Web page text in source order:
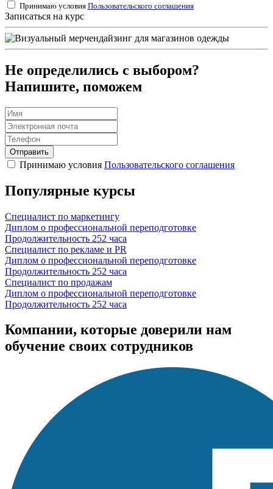
Принимаю условия Пользовательского соглашения
Записаться на курс
Не определились с выбором?
Напишите, поможем
Отправить
Принимаю условия Пользовательского соглашения
Популярные курсы
Специалист по маркетингу
Диплом о профессиональной переподготовке
Продолжительность 252 часа
Специалист по рекламе и PR
Диплом о профессиональной переподготовке
Продолжительность 252 часа
Специалист по продажам
Диплом о профессиональной переподготовке
Продолжительность 252 часа
Компании, которые доверили нам
обучение своих сотрудников